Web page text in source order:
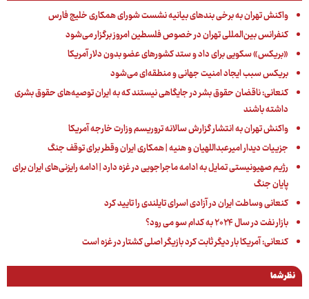
واکنش تهران به برخی بندهای بیانیه نشست شورای همکاری خلیج فارس
کنفرانس بین‌المللی تهران در خصوص فلسطین امروز برگزار ‌می‌شود
«بریکس» سکویی برای داد و ستد کشورهای عضو بدون دلار آمریکا
بریکس سبب ایجاد امنیت جهانی و منطقه‌ای می‌شود
کنعانی: ناقضان حقوق بشر در جایگاهی نیستند که به ایران توصیه‌های حقوق بشری
داشته باشند
واکنش تهران به انتشار گزارش سالانه تروریسم وزارت خارجه آمریکا
جزییات دیدار امیرعبداللهیان و هنیه | همکاری ایران وقطر برای توقف جنگ
رژیم صهیونیستی تمایل به ادامه ماجراجویی در غزه دارد | ادامه رایزنی‌های ایران برای
پایان جنگ
کنعانی وساطت ایران در آزادی اسرای تایلندی را تایید کرد
بازار نفت در سال ۲۰۲۴ به کدام سو می رود؟
کنعانی: آمریکا بار دیگر ثابت کرد بازیگر اصلی کشتار در غزه است
نظر شما